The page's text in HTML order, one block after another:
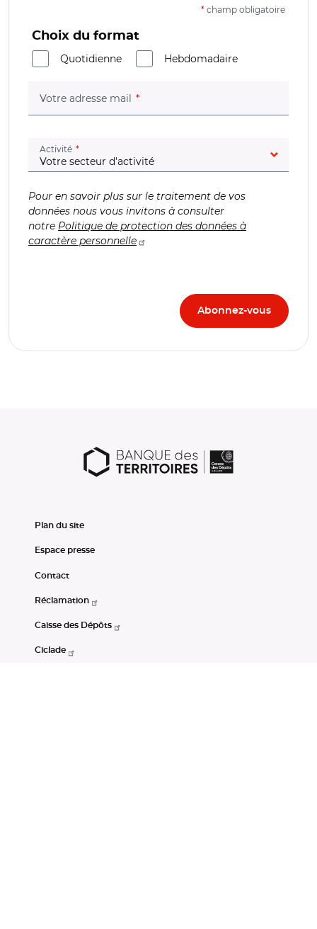
* champ obligatoire
Choix du format
Quotidienne
Hebdomadaire
Votre adresse mail (champ obligatoire)
Activité (champ obligatoire)
Pour en savoir plus sur le traitement de vos
données nous vous invitons à consulter
notre Politique de protection des données à
caractère personnelle
Plan du site
Espace presse
Contact
Réclamation
Caisse des Dépôts
Ciclade